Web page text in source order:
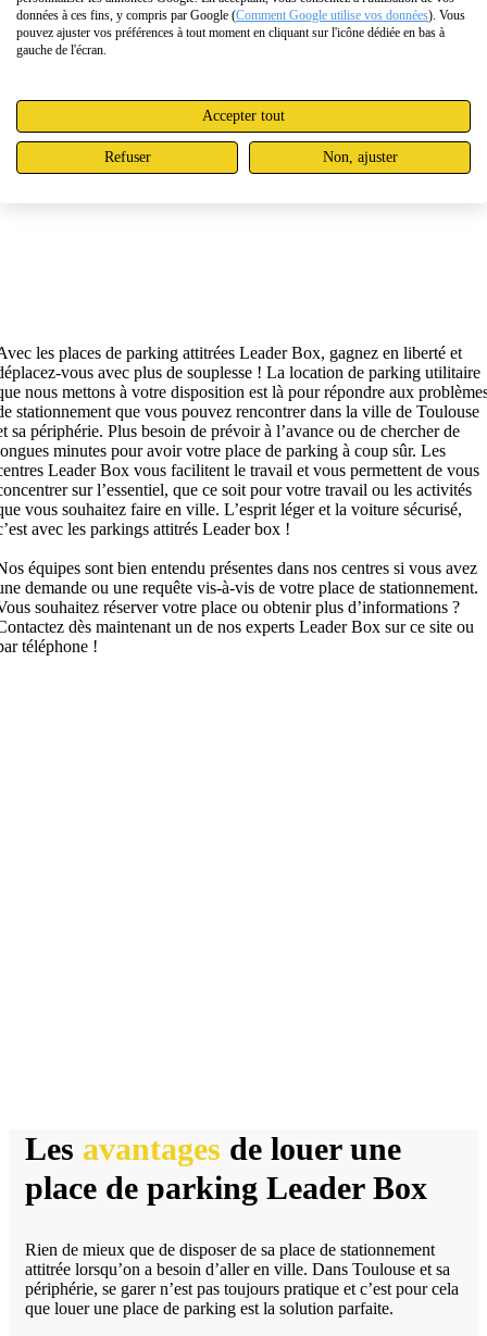
les places de parking attitrées Leader Box, gagnez en liberté et
vous avec plus de souplesse ! La location de parking utilitaire
nous mettons à votre disposition est là pour répondre aux
stationnement que vous pouvez rencontrer dans la ville de Toulouse
sa périphérie. Plus besoin de prévoir à l’avance ou de chercher de
minutes pour avoir votre place de parking à coup sûr. Les
Leader Box vous facilitent le travail et vous permettent de vous
sur l’essentiel, que ce soit pour votre travail ou les activités
vous souhaitez faire en ville. L’esprit léger et la voiture sécurisé,
avec les parkings attitrés Leader box !
équipes sont bien entendu présentes dans nos centres si vous avez
demande ou une requête vis-à-vis de votre place de stationnement.
souhaitez réserver votre place ou obtenir plus d’informations ?
dès maintenant un de nos experts Leader Box sur ce site ou
téléphone !
Les avantages de louer une
place de parking Leader Box
Rien de mieux que de disposer de sa place de stationnement
attitrée lorsqu’on a besoin d’aller en ville. Dans Toulouse et sa
périphérie, se garer n’est pas toujours pratique et c’est pour cela
que louer une place de parking est la solution parfaite.
données à ces fins, y compris par Google (Comment Google utilise vos données). Vous
pouvez ajuster vos préférences à tout moment en cliquant sur l'icône dédiée en bas à
gauche de l'écran.
Accepter tout
Refuser Non, ajuster